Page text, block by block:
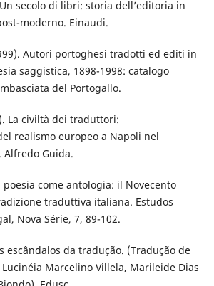
secolo di libri: storia dell’editoria in
moderno. Einaudi.
Autori portoghesi tradotti ed editi in
saggistica, 1898-1998: catalogo
del Portogallo.
La civiltà dei traduttori:
realismo europeo a Napoli nel
Alfredo Guida.
poesia come antologia: il Novecento
traduttiva italiana. Estudos
Nova Série, 7, 89-102.
escândalos da tradução. (Tradução de
Marcelino Villela, Marileide Dias